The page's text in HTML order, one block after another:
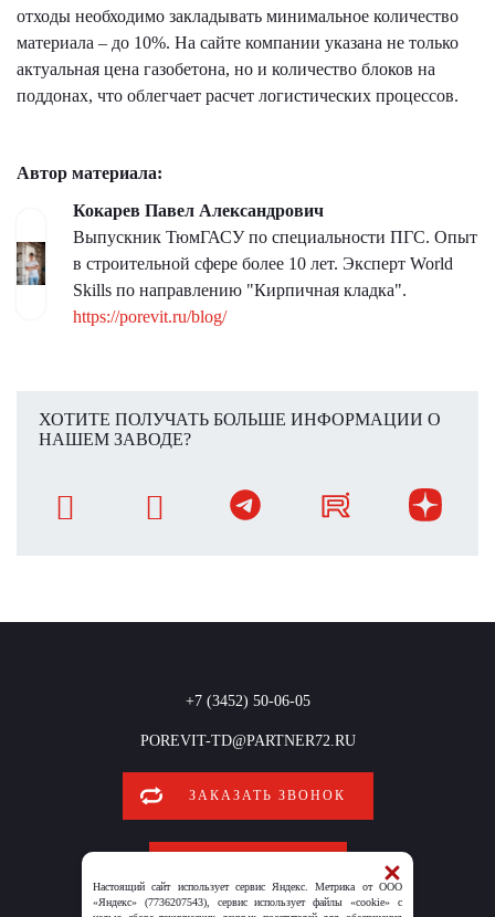
отходы необходимо закладывать минимальное количество
материала – до 10%. На сайте компании указана не только
актуальная цена газобетона, но и количество блоков на
поддонах, что облегчает расчет логистических процессов.
Автор материала:
Кокарев Павел Александрович
Выпускник ТюмГАСУ по специальности ПГС. Опыт
в строительной сфере более 10 лет. Эксперт World
Skills по направлению "Кирпичная кладка".
https://porevit.ru/blog/
ХОТИТЕ ПОЛУЧАТЬ БОЛЬШЕ ИНФОРМАЦИИ О
НАШЕМ ЗАВОДЕ?
+7 (3452) 50-06-05
POREVIT-TD@PARTNER72.RU
ЗАКАЗАТЬ ЗВОНОК
Настоящий сайт использует сервис Яндекс. Метрика от ООО
«Яндекс» (7736207543), сервис использует файлы «cookie» с